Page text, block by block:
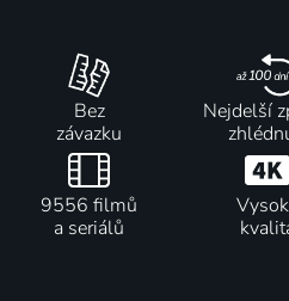
Bez
závazku
Nejdelší
9556 filmů
a seriálů